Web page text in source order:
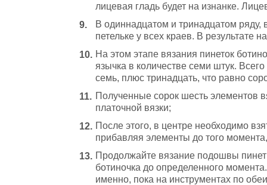
лицевая гладь будет на изнанке.
В одиннадцатом и тринадцатом
петельке у всех краев. В результате
На этом этапе вязания пинеток
язычка в количестве семи штук.
семь, плюс тринадцать, что равно
Полученные сорок шесть элементов
платочной вязки;
После этого, в центре необходимо
прибавляя элементы до того
Продолжайте вязание подошвы
ботиночка до определенного
именно, пока на инструментах по